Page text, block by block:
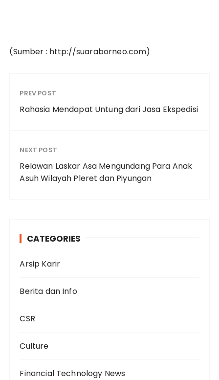
(Sumber : http://suaraborneo.com)
PREV POST
Rahasia Mendapat Untung dari Jasa Ekspedisi
NEXT POST
Relawan Laskar Asa Mengundang Para Anak
Asuh Wilayah Pleret dan Piyungan
CATEGORIES
Arsip Karir
Berita dan Info
CSR
Culture
Financial Technology News